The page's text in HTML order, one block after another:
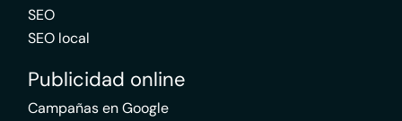
SEO
SEO local
Publicidad online
Campañas en Google